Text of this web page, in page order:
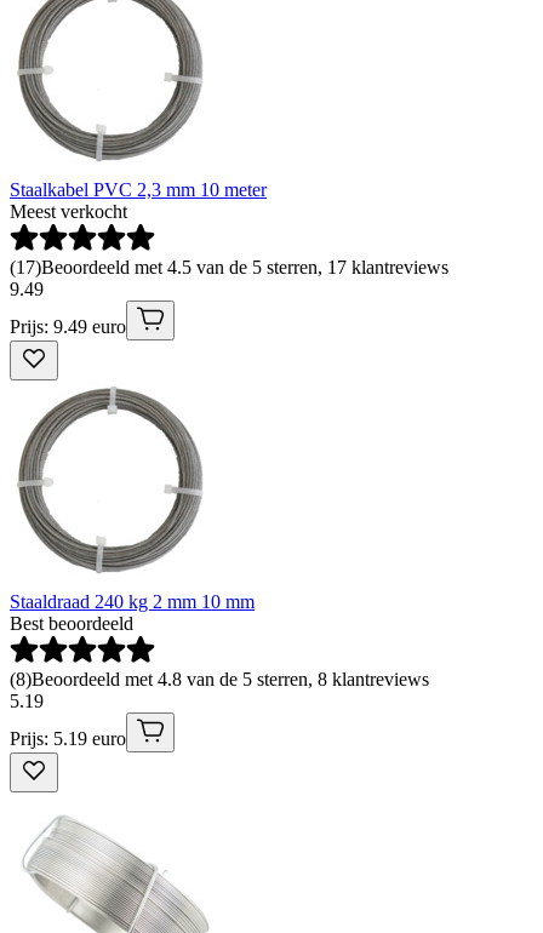
Staalkabel PVC 2,3 mm 10 meter
Meest verkocht
(17)Beoordeeld met 4.5 van de 5 sterren, 17 klantreviews
9.49
Prijs: 9.49 euro
Staaldraad 240 kg 2 mm 10 mm
Best beoordeeld
(8)Beoordeeld met 4.8 van de 5 sterren, 8 klantreviews
5.19
Prijs: 5.19 euro